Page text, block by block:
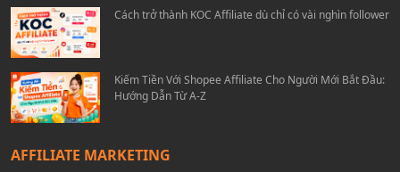
Cách trở thành KOC Affiliate dù chỉ có vài nghìn follower
Kiếm Tiền Với Shopee Affiliate Cho Người Mới Bắt Đầu:
Hướng Dẫn Từ A-Z
AFFILIATE MARKETING